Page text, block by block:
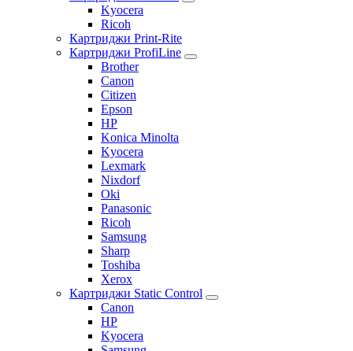
Kyocera
Ricoh
Картриджи Print-Rite
Картриджи ProfiLine
Brother
Canon
Citizen
Epson
HP
Konica Minolta
Kyocera
Lexmark
Nixdorf
Oki
Panasonic
Ricoh
Samsung
Sharp
Toshiba
Xerox
Картриджи Static Control
Canon
HP
Kyocera